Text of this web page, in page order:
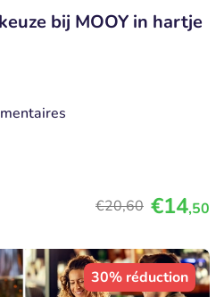
bij MOOY in hartje
€20,60 €14,50
30% réduction